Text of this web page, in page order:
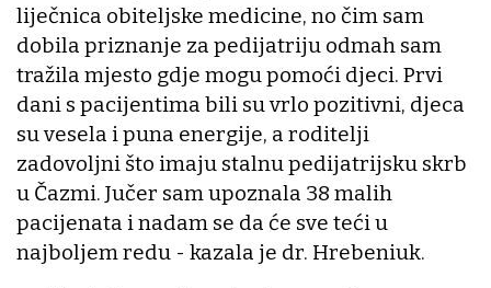
liječnica obiteljske medicine, no čim sam
dobila priznanje za pedijatriju odmah sam
tražila mjesto gdje mogu pomoći djeci. Prvi
dani s pacijentima bili su vrlo pozitivni, djeca
su vesela i puna energije, a roditelji
zadovoljni što imaju stalnu pedijatrijsku skrb
u Čazmi. Jučer sam upoznala 38 malih
pacijenata i nadam se da će sve teći u
najboljem redu - kazala je dr. Hrebeniuk.